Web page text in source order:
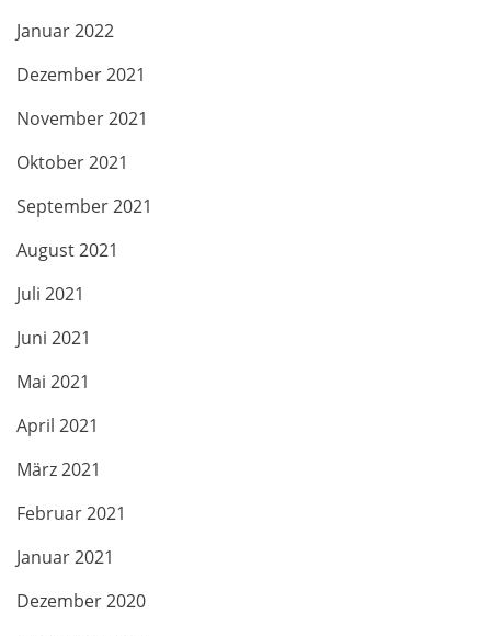
Januar 2022
Dezember 2021
November 2021
Oktober 2021
September 2021
August 2021
Juli 2021
Juni 2021
Mai 2021
April 2021
März 2021
Februar 2021
Januar 2021
Dezember 2020